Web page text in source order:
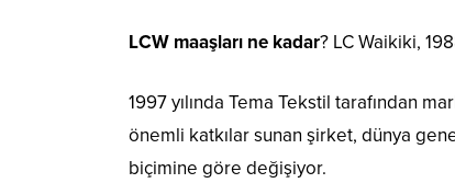
LCW maaşları ne kadar? LC Waikiki,
1997 yılında Tema Tekstil tarafından
önemli katkılar sunan şirket, dünya
biçimine göre değişiyor.